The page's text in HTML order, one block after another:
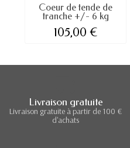
Coeur de tende de
tranche +/- 6 kg
105,00 €
Livraison gratuite
Livraison gratuite à partir de 100 €
d'achats